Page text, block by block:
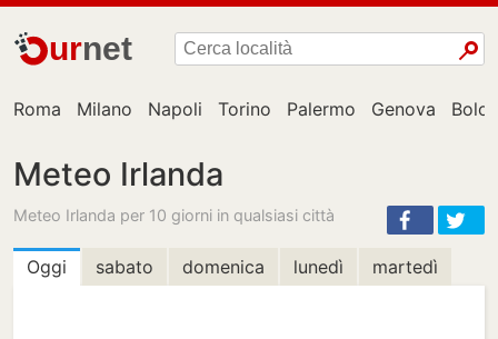
urnet
Roma Milano Napoli Torino Palermo Genova
Meteo Irlanda
Meteo Irlanda per 10 giorni in qualsiasi città
Oggi sabato domenica lunedì martedì